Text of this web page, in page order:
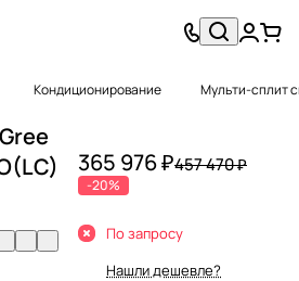
Кондиционирование Мульти-сплит
365 976 ₽457 470 ₽
-20%
По запросу
Нашли дешевле?